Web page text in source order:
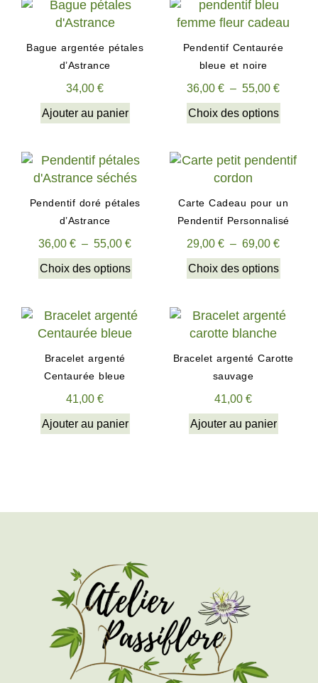
Bague argentée pétales
d’Astrance
34,00 €
Ajouter au panier
Pendentif Centaurée
bleue et noire
36,00 € – 55,00 €
Choix des options
Pendentif doré pétales
d’Astrance
36,00 € – 55,00 €
Choix des options
Carte Cadeau pour un
Pendentif Personnalisé
29,00 € – 69,00 €
Choix des options
Bracelet argenté
Centaurée bleue
41,00 €
Ajouter au panier
Bracelet argenté Carotte
sauvage
41,00 €
Ajouter au panier